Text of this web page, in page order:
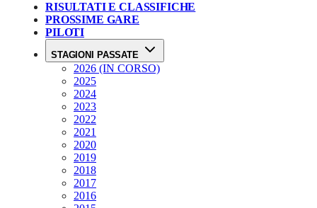
RISULTATI E CLASSIFICHE
PROSSIME GARE
PILOTI
STAGIONI PASSATE
2026 (IN CORSO)
2025
2024
2023
2022
2021
2020
2019
2018
2017
2016